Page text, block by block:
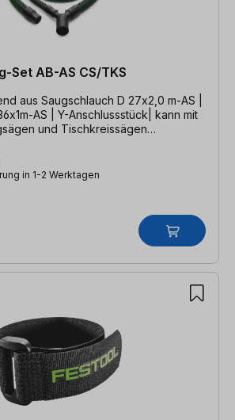
Set AB-AS CS/TKS
aus Saugschlauch D 27x2,0 m-AS |
AS | Y-Anschlussstück| kann mit
und Tischkreissägen
in 1-2 Werktagen